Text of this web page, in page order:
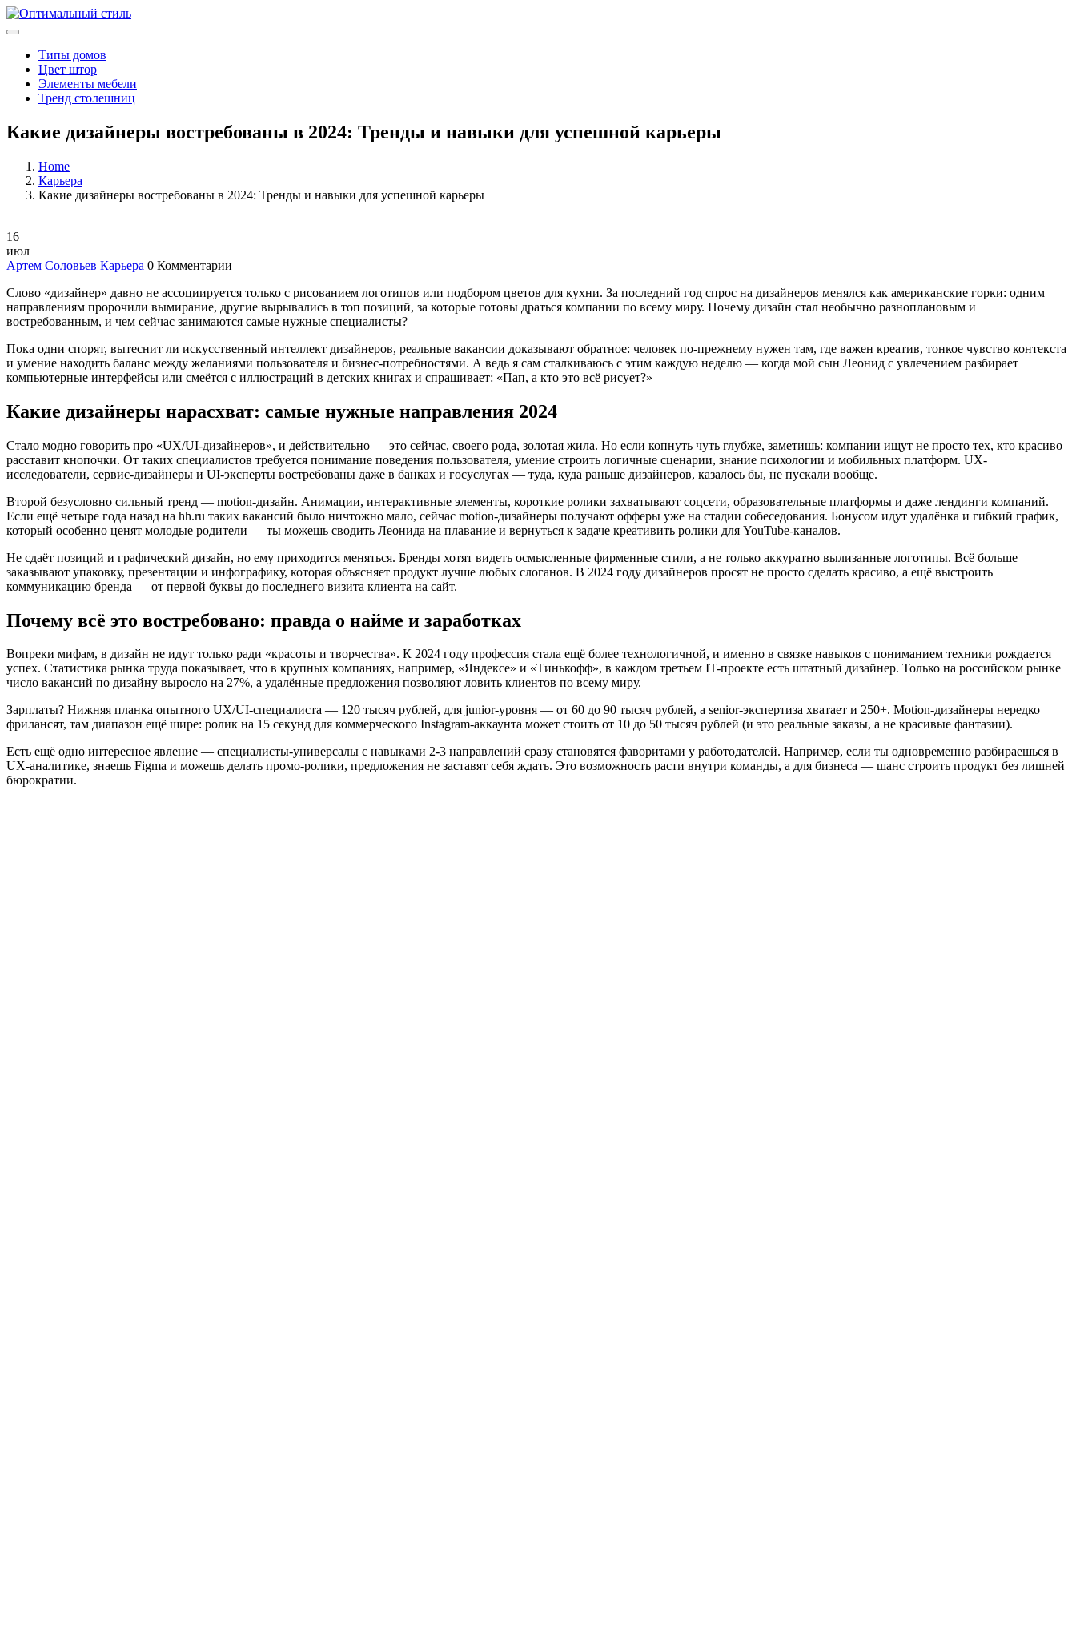
Типы домов
Цвет штор
Элементы мебели
Тренд столешниц
Какие дизайнеры востребованы в 2024: Тренды и навыки для успешной карьеры
Home
Карьера
Какие дизайнеры востребованы в 2024: Тренды и навыки для успешной карьеры
16
июл
Артем Соловьев Карьера 0 Комментарии
Слово «дизайнер» давно не ассоциируется только с рисованием логотипов или подбором цветов для кухни. За последний год спрос на дизайнеров менялся как американские горки: одним
направлениям пророчили вымирание, другие вырывались в топ позиций, за которые готовы драться компании по всему миру. Почему дизайн стал необычно разноплановым и
востребованным, и чем сейчас занимаются самые нужные специалисты?
Пока одни спорят, вытеснит ли искусственный интеллект дизайнеров, реальные вакансии доказывают обратное: человек по-прежнему нужен там, где важен креатив, тонкое чувство контекста
и умение находить баланс между желаниями пользователя и бизнес-потребностями. А ведь я сам сталкиваюсь с этим каждую неделю — когда мой сын Леонид с увлечением разбирает
компьютерные интерфейсы или смеётся с иллюстраций в детских книгах и спрашивает: «Пап, а кто это всё рисует?»
Какие дизайнеры нарасхват: самые нужные направления 2024
Стало модно говорить про «UX/UI-дизайнеров», и действительно — это сейчас, своего рода, золотая жила. Но если копнуть чуть глубже, заметишь: компании ищут не просто тех, кто красиво
расставит кнопочки. От таких специалистов требуется понимание поведения пользователя, умение строить логичные сценарии, знание психологии и мобильных платформ. UX-
исследователи, сервис-дизайнеры и UI-эксперты востребованы даже в банках и госуслугах — туда, куда раньше дизайнеров, казалось бы, не пускали вообще.
Второй безусловно сильный тренд — motion-дизайн. Анимации, интерактивные элементы, короткие ролики захватывают соцсети, образовательные платформы и даже лендинги компаний.
Если ещё четыре года назад на hh.ru таких вакансий было ничтожно мало, сейчас motion-дизайнеры получают офферы уже на стадии собеседования. Бонусом идут удалёнка и гибкий график,
который особенно ценят молодые родители — ты можешь сводить Леонида на плавание и вернуться к задаче креативить ролики для YouTube-каналов.
Не сдаёт позиций и графический дизайн, но ему приходится меняться. Бренды хотят видеть осмысленные фирменные стили, а не только аккуратно вылизанные логотипы. Всё больше
заказывают упаковку, презентации и инфографику, которая объясняет продукт лучше любых слоганов. В 2024 году дизайнеров просят не просто сделать красиво, а ещё выстроить
коммуникацию бренда — от первой буквы до последнего визита клиента на сайт.
Почему всё это востребовано: правда о найме и заработках
Вопреки мифам, в дизайн не идут только ради «красоты и творчества». К 2024 году профессия стала ещё более технологичной, и именно в связке навыков с пониманием техники рождается
успех. Статистика рынка труда показывает, что в крупных компаниях, например, «Яндексе» и «Тинькофф», в каждом третьем IT-проекте есть штатный дизайнер. Только на российском рынке
число вакансий по дизайну выросло на 27%, а удалённые предложения позволяют ловить клиентов по всему миру.
Зарплаты? Нижняя планка опытного UX/UI-специалиста — 120 тысяч рублей, для junior-уровня — от 60 до 90 тысяч рублей, а senior-экспертиза хватает и 250+. Motion-дизайнеры нередко
фрилансят, там диапазон ещё шире: ролик на 15 секунд для коммерческого Instagram-аккаунта может стоить от 10 до 50 тысяч рублей (и это реальные заказы, а не красивые фантазии).
Есть ещё одно интересное явление — специалисты-универсалы с навыками 2-3 направлений сразу становятся фаворитами у работодателей. Например, если ты одновременно разбираешься в
UX-аналитике, знаешь Figma и можешь делать промо-ролики, предложения не заставят себя ждать. Это возможность расти внутри команды, а для бизнеса — шанс строить продукт без лишней
бюрократии.